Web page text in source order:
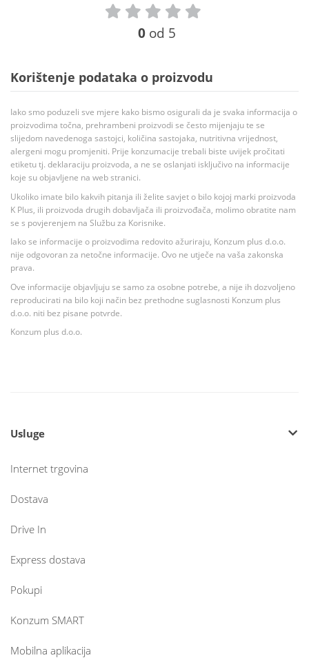
0 od 5
Korištenje podataka o proizvodu
Iako smo poduzeli sve mjere kako bismo osigurali da je svaka informacija o
proizvodima točna, prehrambeni proizvodi se često mijenjaju te se
slijedom navedenoga sastojci, količina sastojaka, nutritivna vrijednost,
alergeni mogu promjeniti. Prije konzumacije trebali biste uvijek pročitati
etiketu tj. deklaraciju proizvoda, a ne se oslanjati isključivo na informacije
koje su objavljene na web stranici.
Ukoliko imate bilo kakvih pitanja ili želite savjet o bilo kojoj marki proizvoda
K Plus, ili proizvoda drugih dobavljača ili proizvođača, molimo obratite nam
se s povjerenjem na Službu za Korisnike.
Iako se informacije o proizvodima redovito ažuriraju, Konzum plus d.o.o.
nije odgovoran za netočne informacije. Ovo ne utječe na vaša zakonska
prava.
Ove informacije objavljuju se samo za osobne potrebe, a nije ih dozvoljeno
reproducirati na bilo koji način bez prethodne suglasnosti Konzum plus
d.o.o. niti bez pisane potvrde.
Konzum plus d.o.o.
Usluge
Internet trgovina
Dostava
Drive In
Express dostava
Pokupi
Konzum SMART
Mobilna aplikacija